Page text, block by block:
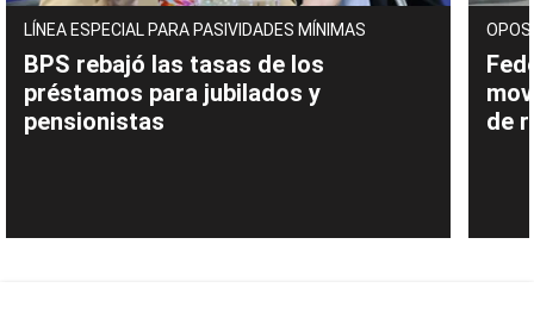
LÍNEA ESPECIAL PARA PASIVIDADES MÍNIMAS
BPS rebajó las tasas de los
préstamos para jubilados y
pensionistas
de